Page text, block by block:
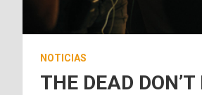
NOTICIAS
THE DEAD